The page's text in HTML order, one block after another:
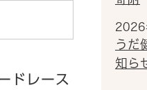
ドレース
2026
うだ
知ら